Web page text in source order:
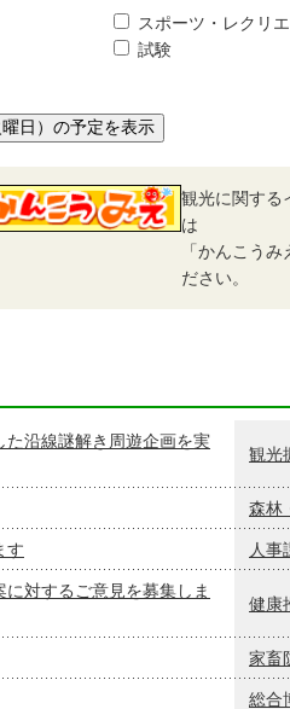
スポーツ・レクリ
試験
日）の予定を表示
観光に関する
は
「かんこうみ
ださい。
沿線謎解き周遊企画を実
観光
森林
す 人事
対するご意見を募集しま
健康
家畜
総合